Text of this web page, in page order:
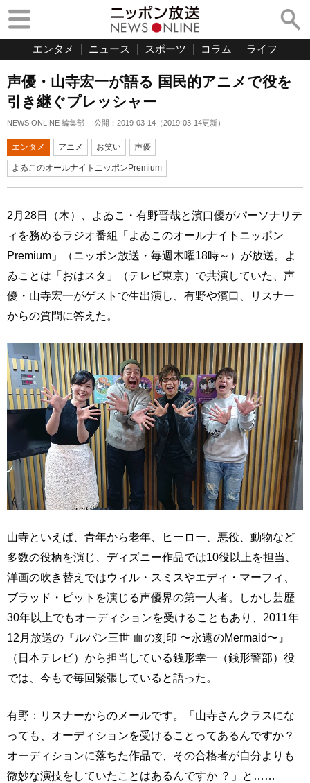
エンタメ ニュース スポーツ コラム ライフ
声優・山寺宏一が語る 国民的アニメで役を
引き継ぐプレッシャー
NEWS ONLINE 編集部 公開： 2019-03-14 （2019-03-14更新）
エンタメ アニメ お笑い 声優
よゐこのオールナイトニッポンPremium
2月28日（木）、よゐこ・有野晋哉と濱口優がパーソナリテ
ィを務めるラジオ番組「よゐこのオールナイトニッポン
Premium」（ニッポン放送・毎週木曜18時～）が放送。よ
ゐことは「おはスタ」（テレビ東京）で共演していた、声
優・山寺宏一がゲストで生出演し、有野や濱口、リスナー
からの質問に答えた。
山寺といえば、青年から老年、ヒーロー、悪役、動物など
多数の役柄を演じ、ディズニー作品では10役以上を担当、
洋画の吹き替えではウィル・スミスやエディ・マーフィ、
ブラッド・ピットを演じる声優界の第一人者。しかし芸歴
30年以上でもオーディションを受けることもあり、2011年
12月放送の『ルパン三世 血の刻印 〜永遠のMermaid〜』
（日本テレビ）から担当している銭形幸一（銭形警部）役
では、今もで毎回緊張していると語った。
有野：リスナーからのメールです。「山寺さんクラスにな
っても、オーディションを受けることってあるんですか？
オーディションに落ちた作品で、その合格者が自分よりも
微妙な演技をしていたことはあるんですか ？」と……